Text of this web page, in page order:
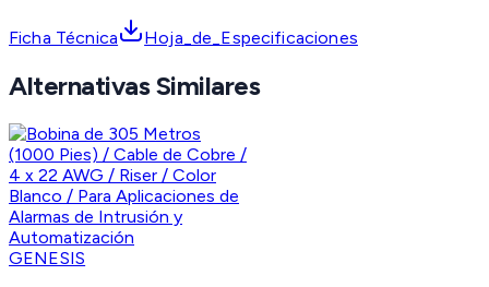
Ficha Técnica Hoja_de_Especificaciones
Alternativas Similares
GENESIS